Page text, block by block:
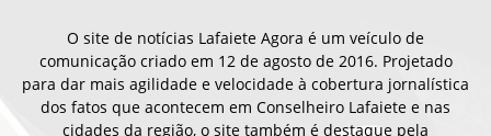
O site de notícias Lafaiete Agora é um veículo de
comunicação criado em 12 de agosto de 2016. Projetado
para dar mais agilidade e velocidade à cobertura jornalística
dos fatos que acontecem em Conselheiro Lafaiete e nas
cidades da região, o site também é destaque pela